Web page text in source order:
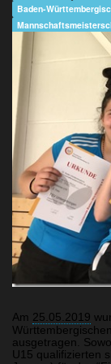
Baden-
Am 25.05.2019
ausgetragen.
U15 qualifizierten